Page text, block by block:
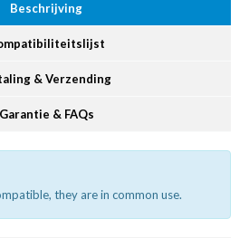
Beschrijving
& Verzending
Garantie & FAQs
they are in common use.